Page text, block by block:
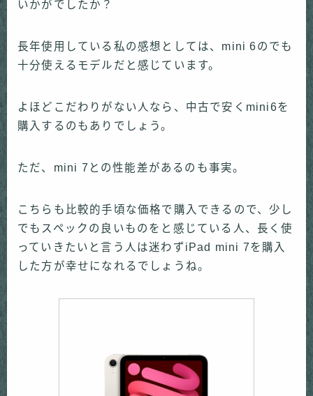
いかがでしたか？
長年使用している私の感想としては、mini 6のでも
十分使えるモデルだと感じています。
よほどこだわりがない人なら、中古で安くmini6を
購入するのもありでしょう。
ただ、mini 7との性能差があるのも事実。
こちらも比較的手頃な価格で購入できるので、少し
でもスペックの良いものをと感じている人、長く使
っていきたいと言う人は迷わずiPad mini 7を購入
した方が幸せになれるでしょうね。